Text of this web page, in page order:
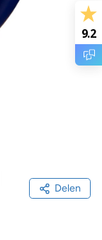
Delen
9.2